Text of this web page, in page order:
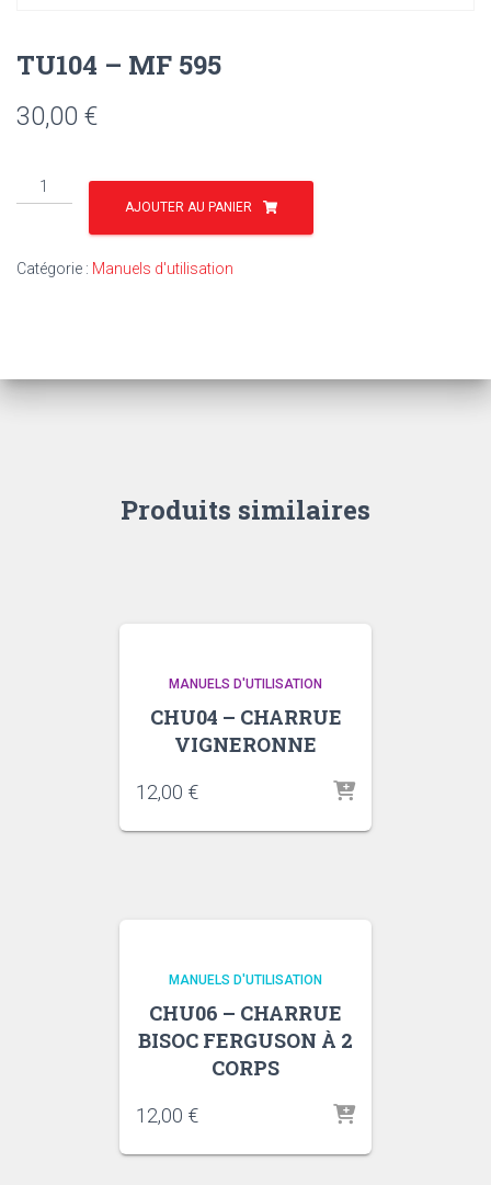
TU104 – MF 595
30,00 €
quantité
de
MF
AJOUTER AU PANIER
Catégorie : Manuels d'utilisation
Produits similaires
MANUELS D'UTILISATION
CHU04 – CHARRUE
VIGNERONNE
12,00 €
MANUELS D'UTILISATION
CHU06 – CHARRUE
BISOC FERGUSON À 2
CORPS
12,00 €